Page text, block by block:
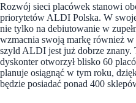
Rozwój sieci placówek stanowi
priorytetów ALDI Polska. W
nie tylko na debiutowanie w
wzmacnia swoją markę również
szyld ALDI jest już dobrze
dyskonter otworzył blisko 60
planuje osiągnąć w tym roku,
będzie posiadać ponad 400